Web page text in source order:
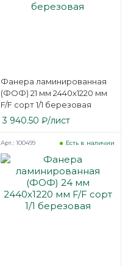
Фанера ламинированная
(ФОФ) 21 мм 2440х1220 мм
F/F сорт 1/1 березовая
3 940.50 ₽/лист
Есть в наличии
Арт.: 100499